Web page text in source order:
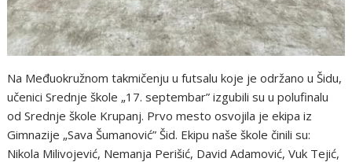
Na Međuokružnom takmičenju u futsalu koje je održano u Šidu,
učenici Srednje škole „17. septembar” izgubili su u polufinalu
od Srednje škole Krupanj. Prvo mesto osvojila je ekipa iz
Gimnazije „Sava Šumanović” Šid. Ekipu naše škole činili su:
Nikola Milivojević, Nemanja Perišić, David Adamović, Vuk Tejić,